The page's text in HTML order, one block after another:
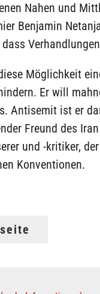
Nahen und
Benjamin
Möglichkeit
Er will
Antisemit ist er
Freund des
und -kritiker,
Konventionen.